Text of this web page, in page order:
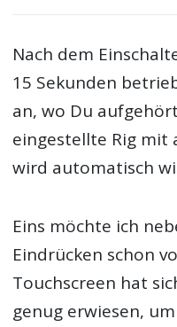
Nach dem
15 Sekunden
an, wo Du
eingestellte Rig mit
wird automatisch
Eins möchte ich
Eindrücken schon
Touchscreen hat
genug erwiesen,